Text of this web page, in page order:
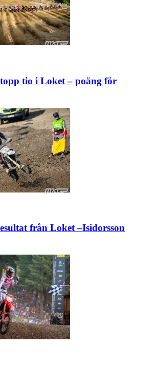
tio i Loket – poäng för
från Loket –Isidorsson